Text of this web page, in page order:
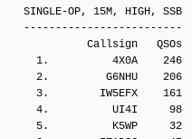
SINGLE-OP, 15M, HIGH, SSB
-------------------------
Callsign   QSOs  Points
1.          4X0A    246
2.         G6NHU    206
3.        IW5EFX    161
4.          UI4I     98
5.          K5WP     32